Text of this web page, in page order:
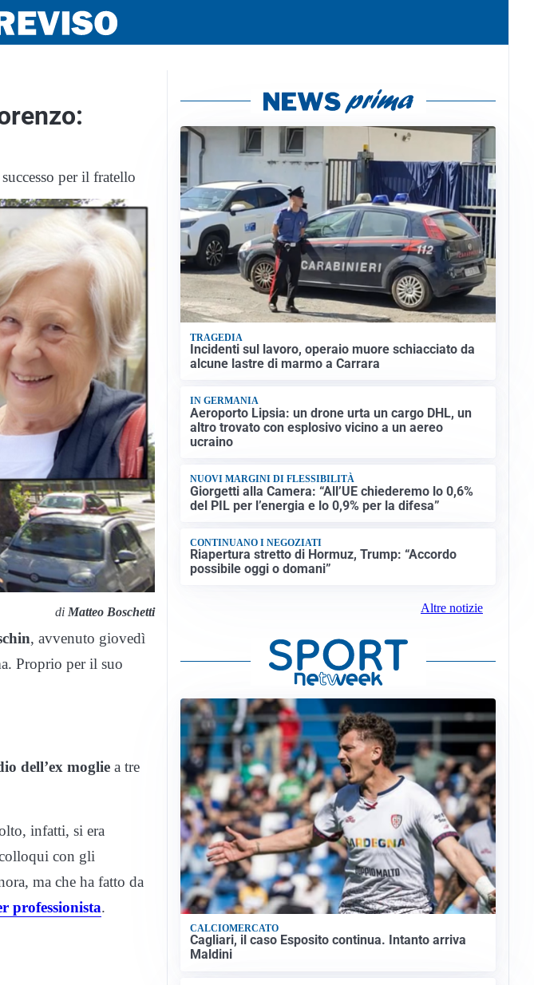
per il fratello
di Matteo Boschetti
, avvenuto giovedì
Proprio per il suo
dell’ex moglie a tre
infatti, si era
con gli
ma che ha fatto da
professionista.
TRAGEDIA
Incidenti sul lavoro, operaio muore schiacciato da
alcune lastre di marmo a Carrara
IN GERMANIA
Aeroporto Lipsia: un drone urta un cargo DHL, un
altro trovato con esplosivo vicino a un aereo
ucraino
NUOVI MARGINI DI FLESSIBILITÀ
Giorgetti alla Camera: “All’UE chiederemo lo 0,6%
del PIL per l’energia e lo 0,9% per la difesa”
CONTINUANO I NEGOZIATI
Riapertura stretto di Hormuz, Trump: “Accordo
possibile oggi o domani”
Altre notizie
CALCIOMERCATO
Cagliari, il caso Esposito continua. Intanto arriva
Maldini